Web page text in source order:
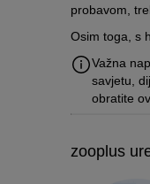
probavom,
Osim toga, s
Važna
savjetu,
obratite
zooplus